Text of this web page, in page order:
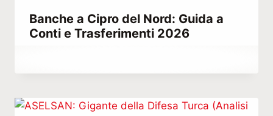
Banche a Cipro del Nord: Guida a
Conti e Trasferimenti 2026